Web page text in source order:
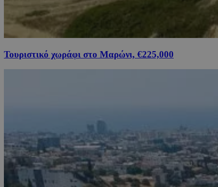
Τουριστικό χωράφι στο Μαρώνι, €225,000